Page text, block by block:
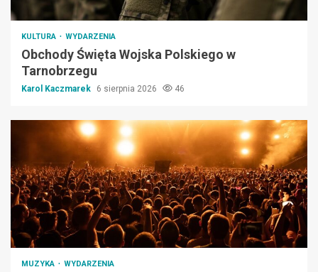
KULTURA WYDARZENIA
Obchody Święta Wojska Polskiego w
Tarnobrzegu
Karol Kaczmarek 6 sierpnia 2026 46
MUZYKA WYDARZENIA